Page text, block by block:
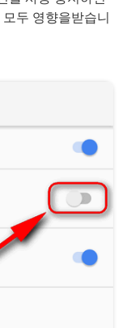
두 영향을받습니